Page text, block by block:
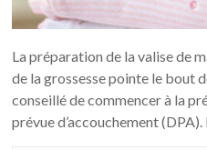
La préparation de la valise de
de la grossesse pointe le bout
conseillé de commencer à la
prévue d’accouchement (DPA).